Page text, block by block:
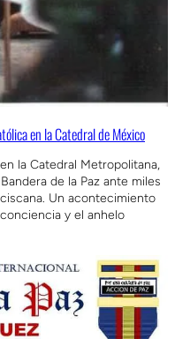
en la Catedral de México
la Catedral Metropolitana,
de la Paz ante miles
Un acontecimiento
y el anhelo